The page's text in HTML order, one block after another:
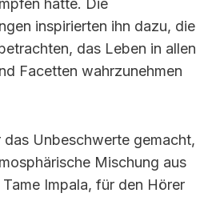
hatte. Die
inspirierten ihn dazu, die
das Leben in allen
Facetten wahrzunehmen
das Unbeschwerte gemacht,
Mischung aus
Impala, für den Hörer